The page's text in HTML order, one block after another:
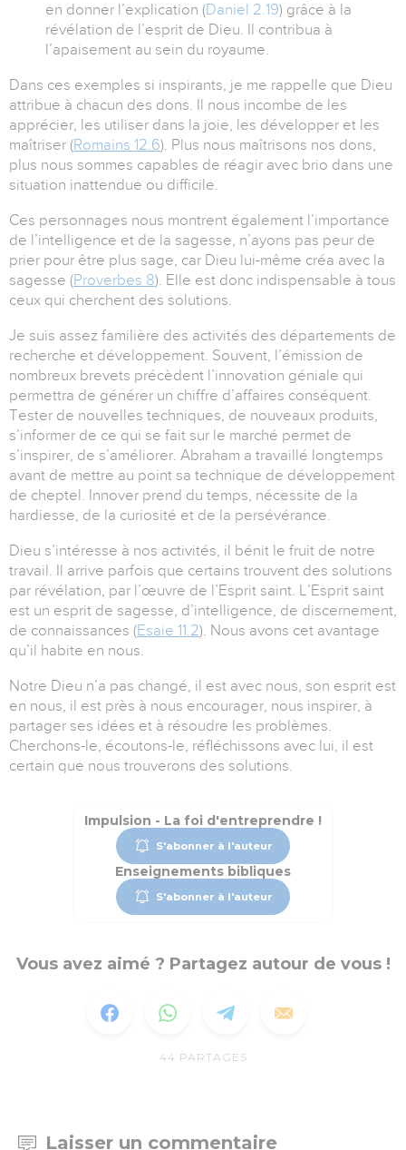
en donner l’explication (Daniel 2.19) grâce à la
révélation de l’esprit de Dieu. Il contribua à
l’apaisement au sein du royaume.
Dans ces exemples si inspirants, je me rappelle que Dieu
attribue à chacun des dons. Il nous incombe de les
apprécier, les utiliser dans la joie, les développer et les
maîtriser (Romains 12.6). Plus nous maîtrisons nos dons,
plus nous sommes capables de réagir avec brio dans une
situation inattendue ou difficile.
Ces personnages nous montrent également l’importance
de l’intelligence et de la sagesse, n’ayons pas peur de
prier pour être plus sage, car Dieu lui-même créa avec la
sagesse (Proverbes 8). Elle est donc indispensable à tous
ceux qui cherchent des solutions.
Je suis assez familière des activités des départements de
recherche et développement. Souvent, l’émission de
nombreux brevets précèdent l’innovation géniale qui
permettra de générer un chiffre d’affaires conséquent.
Tester de nouvelles techniques, de nouveaux produits,
s’informer de ce qui se fait sur le marché permet de
s’inspirer, de s’améliorer. Abraham a travaillé longtemps
avant de mettre au point sa technique de développement
de cheptel. Innover prend du temps, nécessite de la
hardiesse, de la curiosité et de la persévérance.
Dieu s’intéresse à nos activités, il bénit le fruit de notre
travail. Il arrive parfois que certains trouvent des solutions
par révélation, par l’œuvre de l’Esprit saint. L’Esprit saint
est un esprit de sagesse, d’intelligence, de discernement,
de connaissances (Esaie 11.2). Nous avons cet avantage
qu’il habite en nous.
Notre Dieu n’a pas changé, il est avec nous, son esprit est
en nous, il est près à nous encourager, nous inspirer, à
partager ses idées et à résoudre les problèmes.
Cherchons-le, écoutons-le, réfléchissons avec lui, il est
certain que nous trouverons des solutions.
Impulsion - La foi d'entreprendre !
S'abonner à l'auteur
Enseignements bibliques
S'abonner à l'auteur
Vous avez aimé ? Partagez autour de vous !
44 PARTAGES
Laisser un commentaire